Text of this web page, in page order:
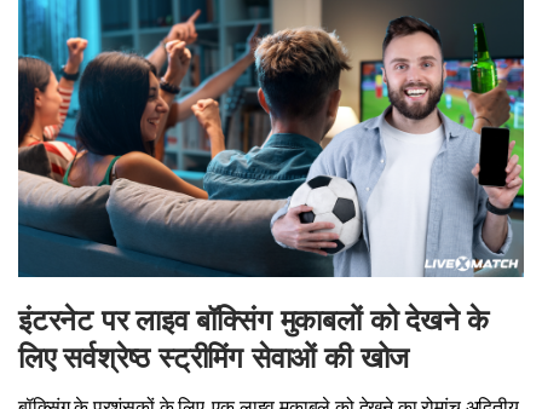
इंटरनेट पर लाइव बॉक्सिंग मुकाबलों को देखने के
लिए सर्वश्रेष्ठ स्ट्रीमिंग सेवाओं की खोज